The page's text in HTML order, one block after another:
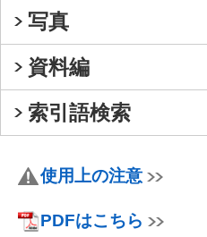
写真
資料編
索引語検索
使用上の注意
PDFはこちら